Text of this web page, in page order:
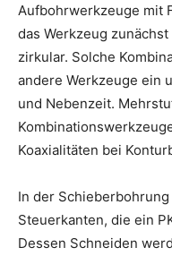
Aufbohrwerkzeuge mit
das Werkzeug
zirkular. Solche
andere Werkzeuge ein
und Nebenzeit.
Koaxialitäten bei
In der
Steuerkanten, die ein
Dessen Schneiden